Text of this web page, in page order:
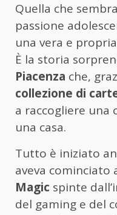
Quella che
passione
una vera e
È la storia
Piacenza che,
collezione di
a raccogliere una
una casa.
Tutto è iniziato
aveva cominciato
Magic spinte
del gaming e del